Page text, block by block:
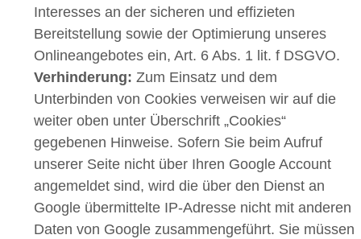
Interesses an der sicheren und effizieten
Bereitstellung sowie der Optimierung unseres
Onlineangebotes ein, Art. 6 Abs. 1 lit. f DSGVO.
Verhinderung: Zum Einsatz und dem
Unterbinden von Cookies verweisen wir auf die
weiter oben unter Überschrift „Cookies“
gegebenen Hinweise. Sofern Sie beim Aufruf
unserer Seite nicht über Ihren Google Account
angemeldet sind, wird die über den Dienst an
Google übermittelte IP-Adresse nicht mit anderen
Daten von Google zusammengeführt. Sie müssen